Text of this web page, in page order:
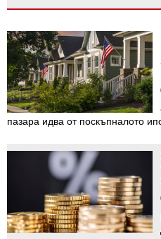
пазара идва от поскъпналото